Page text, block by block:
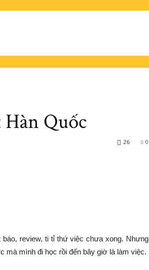
Quốc
0
26
báo, review, ti tỉ thứ việc chưa xong. Nhưng
mà mình đi học rồi đến bây giờ là làm việc.